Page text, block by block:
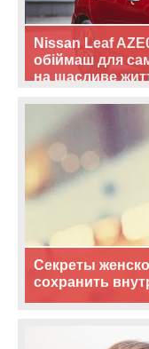
Nissan Leaf
обіймаш для
на щасливе
Секреты
сохранить